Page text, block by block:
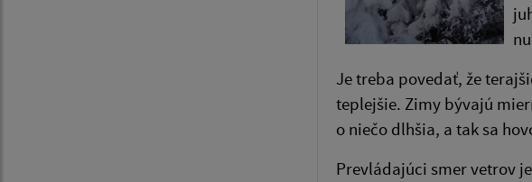
Je treba povedať, že
teplejšie. Zimy bývajú
o niečo dlhšia, a tak sa
Prevládajúci smer vetrov